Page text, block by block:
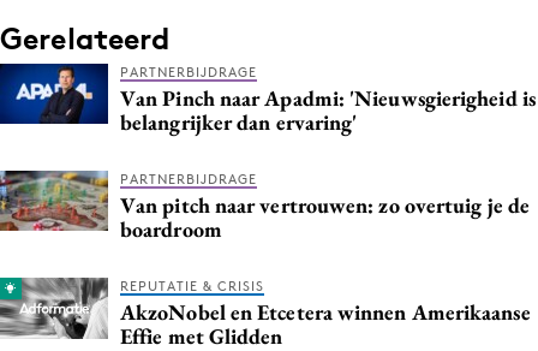
Media
Merkstrategie
PR
Programmatic
Purpose Marketing
Reputatie & crisis
Gerelateerd
PARTNERBIJDRAGE
Van Pinch naar Apadmi: 'Nieuwsgierigheid is
belangrijker dan ervaring'
PARTNERBIJDRAGE
Van pitch naar vertrouwen: zo overtuig je de
boardroom
REPUTATIE & CRISIS
AkzoNobel en Etcetera winnen Amerikaanse
Effie met Glidden